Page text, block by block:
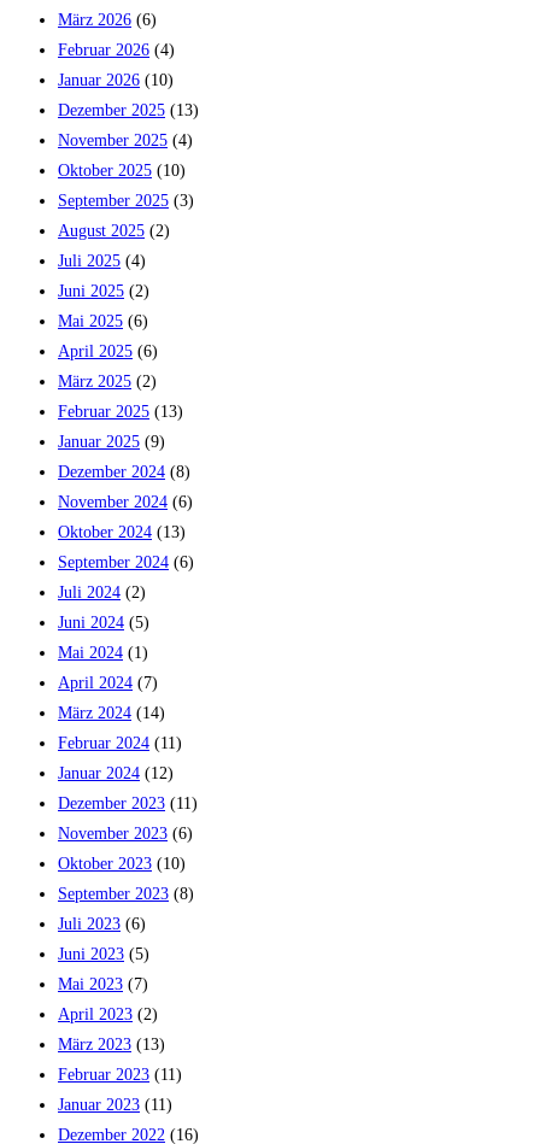
März 2026 (6)
Februar 2026 (4)
Januar 2026 (10)
Dezember 2025 (13)
November 2025 (4)
Oktober 2025 (10)
September 2025 (3)
August 2025 (2)
Juli 2025 (4)
Juni 2025 (2)
Mai 2025 (6)
April 2025 (6)
März 2025 (2)
Februar 2025 (13)
Januar 2025 (9)
Dezember 2024 (8)
November 2024 (6)
Oktober 2024 (13)
September 2024 (6)
Juli 2024 (2)
Juni 2024 (5)
Mai 2024 (1)
April 2024 (7)
März 2024 (14)
Februar 2024 (11)
Januar 2024 (12)
Dezember 2023 (11)
November 2023 (6)
Oktober 2023 (10)
September 2023 (8)
Juli 2023 (6)
Juni 2023 (5)
Mai 2023 (7)
April 2023 (2)
März 2023 (13)
Februar 2023 (11)
Januar 2023 (11)
Dezember 2022 (16)